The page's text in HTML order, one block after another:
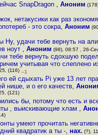
SnapDragon , Аноним
нетакусики как раз
- это сокра, Аноним
Ну, удачи тебе вернуть на
ноут , Аноним (98), 08:57 , 26-
тебе вернуть сдохшую
учитывая что слеплено
(116) –1
ей сдыхать Pi уже 13 лет
нише, и о его качеств,
(121)
бы, потому что есть и
, выискивающие хлам ,
умеют прочитать
квадратик а ты -, нах. (?),